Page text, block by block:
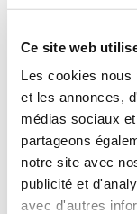
Ce site web
Les cookies nous
et les annonces,
médias sociaux
partageons
notre site avec
publicité et
avec d'autres
+ de photos